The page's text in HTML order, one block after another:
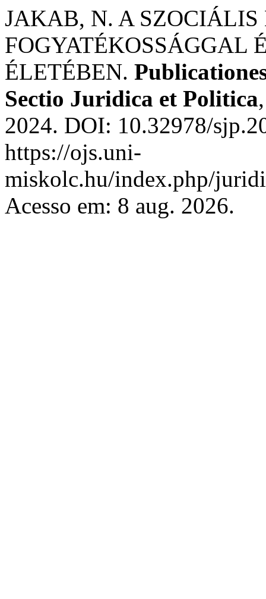
JAKAB, N. A SZOCIÁLIS
FOGYATÉKOSSÁGGAL
ÉLETÉBEN.
Sectio Juridica et Politica
2024. DOI: 10.32978/
https://ojs.uni-
miskolc.hu/index.php/
Acesso em: 8 aug. 2026.